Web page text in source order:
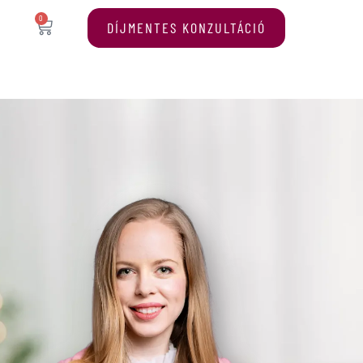
0
DÍJMENTES KONZULTÁCIÓ